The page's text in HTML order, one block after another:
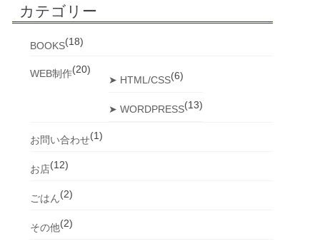
カテゴリー
BOOKS(18)
WEB制作(20)
➤ HTML/CSS(6)
➤ WORDPRESS(13)
お問い合わせ(1)
お店(12)
ごはん(2)
その他(2)